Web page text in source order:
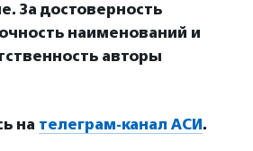
За достоверность
наименований и
авторы
на телеграм-канал АСИ.